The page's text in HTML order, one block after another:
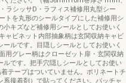
ラシッサD・ラフィス補修用丸型シー
トを丸形のシールタイプにした補修用シ
小キズなど補修用シールとしてお使いく
ャビネット内部抽象柄は玄関収納キャビ
ールです。目隠しシールとしてお使いく
用グレー柄はクローゼット扉・玄関収納
ルです。把手穴隠しシールとしてお使い
テープはついていません。ポリネートチ
系接着剤）で貼ってください。パッチャ